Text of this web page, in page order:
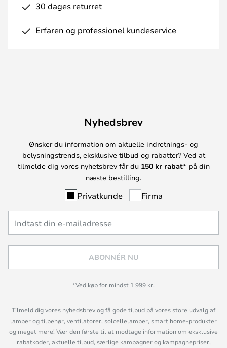
30 dages returret
Erfaren og professionel kundeservice
Nyhedsbrev
Ønsker du information om aktuelle indretnings- og
belysningstrends, eksklusive tilbud og rabatter? Ved at
tilmelde dig vores nyhetsbrev får du 150 kr rabat* på din
næste bestilling.
Privatkunde Firma
ABONNÉR NU
*Ved køb for mindst 1 999 kr.
Tilmeld dig vores nyhedsbrev og få gode tilbud på vores store udvalg af
lamper og tilbehør, ventilatorer, solcellelamper, smart home-produkter
og meget mere! Vær den første til at modtage information om eksklusive
rabatkoder, aktuelle tilbud, særlige kampagner og kampagnepriser,